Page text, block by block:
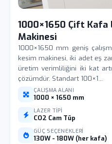
1000×1650 Çift Kafa
Makinesi
1000×1650 mm geniş
kesim makinesi, iki adet eş
üretim verimliliğini iki kat
çözümdür. Standart 100×1...
ÇALIŞMA ALANI
1000 × 1650 mm
LAZER TIPI
CO2 Cam Tüp
GÜÇ SEÇENEKLERI
130W - 180W (her kafa)